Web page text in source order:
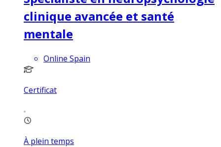
clinique avancée et santé
mentale
Online Spain
Certificat
À plein temps